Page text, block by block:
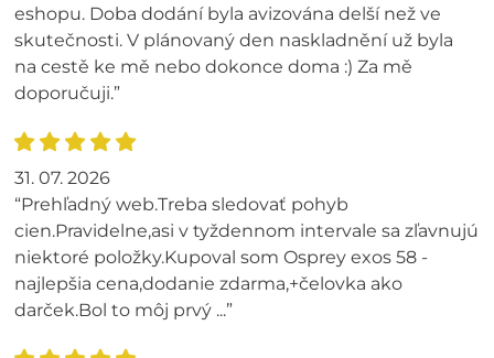
eshopu. Doba dodání byla avizována delší než ve
skutečnosti. V plánovaný den naskladnění už byla
na cestě ke mě nebo dokonce doma :) Za mě
doporučuji.”
31. 07. 2026
“Prehľadný web.Treba sledovať pohyb
cien.Pravidelne,asi v tyždennom intervale sa zľavnujú
niektoré položky.Kupoval som Osprey exos 58 -
najlepšia cena,dodanie zdarma,+čelovka ako
darček.Bol to môj prvý ...”